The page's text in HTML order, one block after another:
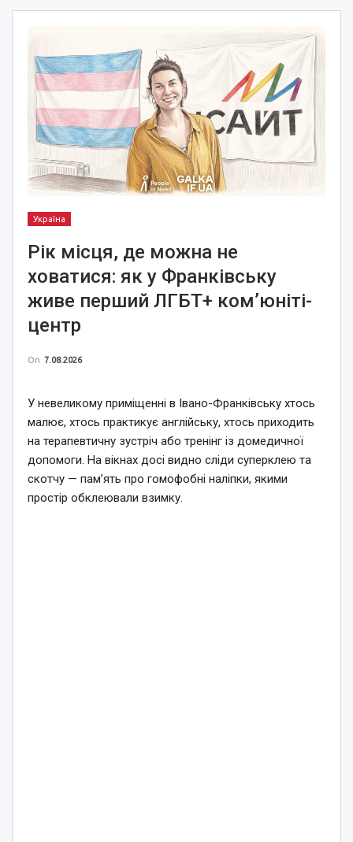
Україна
Рік місця, де можна не
ховатися: як у Франківську
живе перший ЛГБТ+ ком’юніті-
центр
On 7.08.2026
У невеликому приміщенні в Івано-Франківську хтось
малює, хтось практикує англійську, хтось приходить
на терапевтичну зустріч або тренінг із домедичної
допомоги. На вікнах досі видно сліди суперклею та
скотчу — пам’ять про гомофобні наліпки, якими
простір обклеювали взимку.